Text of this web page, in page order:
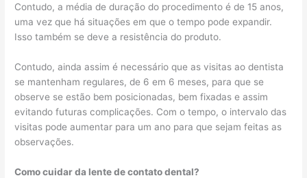
Contudo, a média de duração do procedimento é de 15 anos,
uma vez que há situações em que o tempo pode expandir.
Isso também se deve a resistência do produto.
Contudo, ainda assim é necessário que as visitas ao dentista
se mantenham regulares, de 6 em 6 meses, para que se
observe se estão bem posicionadas, bem fixadas e assim
evitando futuras complicações. Com o tempo, o intervalo das
visitas pode aumentar para um ano para que sejam feitas as
observações.
Como cuidar da lente de contato dental?